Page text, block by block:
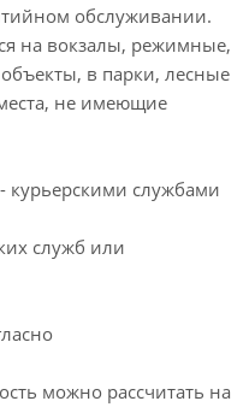
обслуживании.
на вокзалы, режимные,
в парки, лесные
не имеющие
- курьерскими службами
служб или
можно рассчитать на